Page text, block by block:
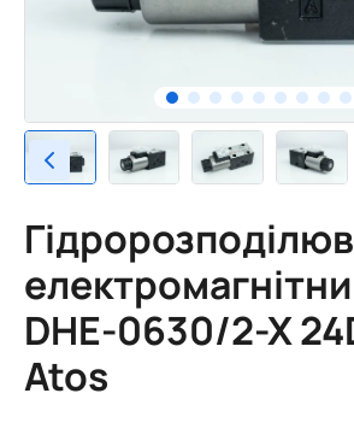
DHE-0630/2-X
Atos